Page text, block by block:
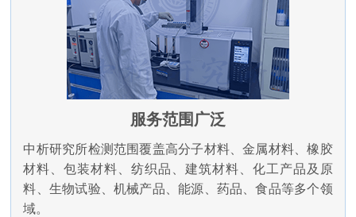
服务范围广泛
中析研究所检测范围覆盖高分子材料、金属材料、橡胶
材料、包装材料、纺织品、建筑材料、化工产品及原
料、生物试验、机械产品、能源、药品、食品等多个领
域。